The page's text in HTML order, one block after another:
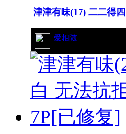
津津有味(17) 二二得
爱相随